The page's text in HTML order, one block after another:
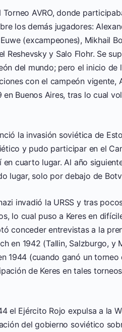
AVRO, donde
los demás jugadores:
(excampeones), Mikhail
Reshevsky y Salo Flohr. Se
del mundo; pero el inicio de
con el campeón vigente,
Buenos Aires, tras lo cual
la invasión soviética de
y pudo participar en el
en cuarto lugar. Al año
lugar, solo por debajo de
invadió la URSS y tras
lo cual puso a Keres en
conceder entrevistas a la
en 1942 (Tallin, Salzburgo, y
1944 (cuando ganó un
de Keres en tales
el Ejército Rojo expulsa a la
del gobierno soviético